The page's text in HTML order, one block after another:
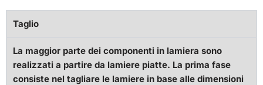
Taglio
La maggior parte dei componenti in lamiera sono
realizzati a partire da lamiere piatte. La prima fase
consiste nel tagliare le lamiere in base alle dimensioni